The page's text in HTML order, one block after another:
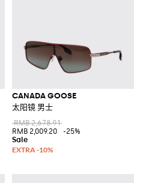
CANADA GOOSE
太阳镜 男士
RMB 2,678.91
RMB 2,009.20
-25%